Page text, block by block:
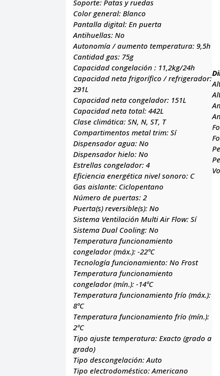
Soporte: Patas y ruedas
Color general: Blanco
Pantalla digital: En puerta
Antihuellas:No
Autonomía / aumento temperatura:9,5h
Cantidad gas: 75g
Capacidad congelación : 11,2kg/24h
Capacidad neta frigorífico / refrigerador:
291L
Capacidad neta congelador: 151L
Capacidad neta total:442L
Clase climática:SN, N, ST, T
Compartimentos metal trim:Sí
Dispensador agua:No
Dispensador hielo:No
Estrellas congelador:4
Eficiencia energética nivel sonoro: C
Gas aislante: Ciclopentano
Número de puertas:2
Puerta(s) reversible(s):No
Sistema Ventilación Multi Air Flow:Sí
Sistema Dual Cooling:No
Temperatura funcionamiento
congelador (máx.):-22ºC
Tecnología funcionamiento:No Frost
Temperatura funcionamiento
congelador (mín.):-14ºC
Temperatura funcionamiento frío (máx.):
8ºC
Temperatura funcionamiento frío (mín.):
2ºC
Tipo ajuste temperatura: Exacto (grado a
grado)
Tipo descongelación:Auto
Tipo electrodoméstico:Americano